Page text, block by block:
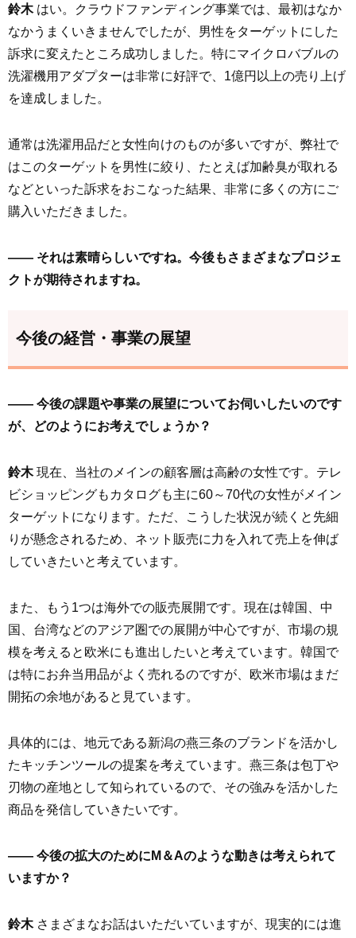
鈴木はい。クラウドファンディング事業では、最初はなか
なかうまくいきませんでしたが、男性をターゲットにした
訴求に変えたところ成功しました。特にマイクロバブルの
洗濯機用アダプターは非常に好評で、1億円以上の売り上げ
を達成しました。
通常は洗濯用品だと女性向けのものが多いですが、弊社で
はこのターゲットを男性に絞り、たとえば加齢臭が取れる
などといった訴求をおこなった結果、非常に多くの方にご
購入いただきました。
—— それは素晴らしいですね。今後もさまざまなプロジェ
クトが期待されますね。
今後の経営・事業の展望
—— 今後の課題や事業の展望についてお伺いしたいのです
が、どのようにお考えでしょうか？
鈴木現在、当社のメインの顧客層は高齢の女性です。テレ
ビショッピングもカタログも主に60～70代の女性がメイン
ターゲットになります。ただ、こうした状況が続くと先細
りが懸念されるため、ネット販売に力を入れて売上を伸ば
していきたいと考えています。
また、もう1つは海外での販売展開です。現在は韓国、中
国、台湾などのアジア圏での展開が中心ですが、市場の規
模を考えると欧米にも進出したいと考えています。韓国で
は特にお弁当用品がよく売れるのですが、欧米市場はまだ
開拓の余地があると見ています。
具体的には、地元である新潟の燕三条のブランドを活かし
たキッチンツールの提案を考えています。燕三条は包丁や
刃物の産地として知られているので、その強みを活かした
商品を発信していきたいです。
—— 今後の拡大のためにM＆Aのような動きは考えられて
いますか？
鈴木さまざまなお話はいただいていますが、現実的には進